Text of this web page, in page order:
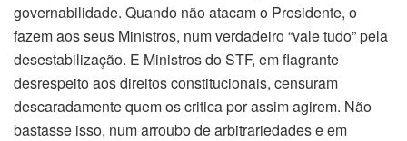
governabilidade. Quando não atacam o Presidente, o
fazem aos seus Ministros, num verdadeiro “vale tudo” pela
desestabilização. E Ministros do STF, em flagrante
desrespeito aos direitos constitucionais, censuram
descaradamente quem os critica por assim agirem. Não
bastasse isso, num arroubo de arbitrariedades e em